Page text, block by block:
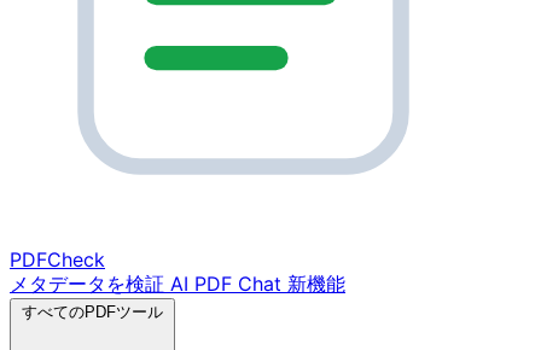
PDFCheck
メタデータを検証 AI PDF Chat 新機能
すべてのPDFツール